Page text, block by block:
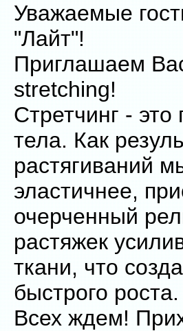
Уважаемые
"Лайт"!
Приглашаем
stretching!
Стретчинг -
тела. Как
растягиваний
эластичнее,
очерченный
растяжек
ткани, что
быстрого роста.
Всех ждем!